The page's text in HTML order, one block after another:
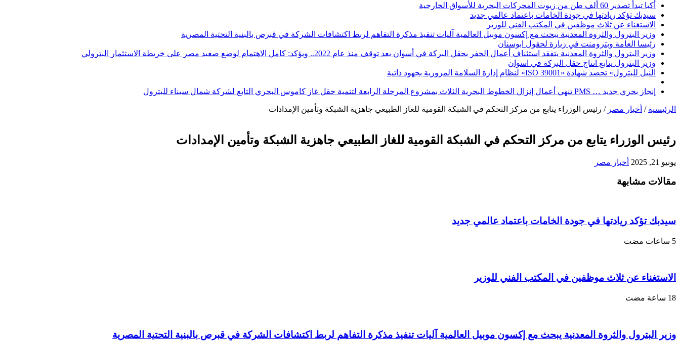
أكبا تبدأ تصدير 60 ألف طن من زيوت المحركات البحرية للأسواق الخارجية
سيدبك تؤكد ريادتها في جودة الخامات باعتماد عالمي جديد
الاستغناء عن ثلاث موظفين في المكتب الفني للوزير
وزير البترول والثروة المعدنية يبحث مع إكسون موبيل العالمية آليات تنفيذ مذكرة التفاهم لربط اكتشافات الشركة في قبرص بالبنية التحتية المصرية
رئيسا العامة وبترومنت في زيارة لحقول ابوسنان
وزير البترول والثروة المعدنية يتفقد استئناف أعمال الحفر بحقل البركة في أسوان بعد توقف منذ عام 2022.. ويؤكد: كامل الاهتمام لوضع صعيد مصر على خريطة الاستثمار البترولي
وزير البترول يتابع انتاج حقل البركة في اسوان
النيل للبترول» تحصد شهادة «ISO 39001» لنظام إدارة السلامة المرورية بجهود ذاتية
إنجاز بحري جديد … PMS تنهي أعمال إنزال الخطوط البحرية الثلاث بمشروع المرحلة الرابعة لتنمية حقل غاز كاموس البحري التابع لشركة شمال سيناء للبترول
الرئيسية / أخبار مصر / رئيس الوزراء يتابع من مركز التحكم في الشبكة القومية للغاز الطبيعي جاهزية الشبكة وتأمين الإمدادات
رئيس الوزراء يتابع من مركز التحكم في الشبكة القومية للغاز الطبيعي جاهزية الشبكة وتأمين الإمدادات
يونيو 21, 2025 أخبار مصر
مقالات مشابهة
سيدبك تؤكد ريادتها في جودة الخامات باعتماد عالمي جديد
الاستغناء عن ثلاث موظفين في المكتب الفني للوزير
وزير البترول والثروة المعدنية يبحث مع إكسون موبيل العالمية آليات تنفيذ مذكرة التفاهم لربط اكتشافات الشركة في قبرص بالبنية التحتية المصرية